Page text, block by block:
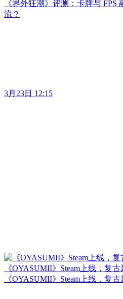
《界外狂潮》评测：卡牌与 FPS
流？
3月23日 12:15
《OYASUMII》Steam上线，复
《OYASUMII》Steam上线，复